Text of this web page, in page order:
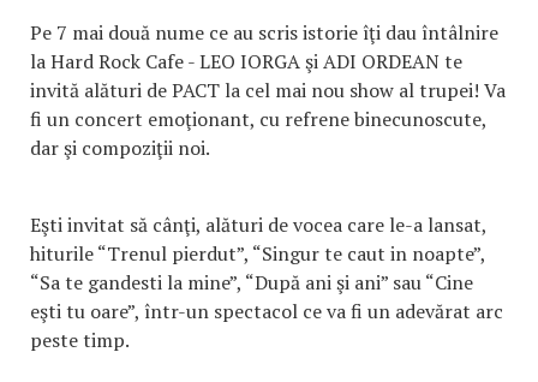
Pe 7 mai două nume ce au scris istorie îţi dau întâlnire
la Hard Rock Cafe - LEO IORGA şi ADI ORDEAN te
invită alături de PACT la cel mai nou show al trupei! Va
fi un concert emoţionant, cu refrene binecunoscute,
dar şi compoziţii noi.
Eşti invitat să cânţi, alături de vocea care le-a lansat,
hiturile “Trenul pierdut”, “Singur te caut in noapte”,
“Sa te gandesti la mine”, “După ani şi ani” sau “Cine
eşti tu oare”, într-un spectacol ce va fi un adevărat arc
peste timp.